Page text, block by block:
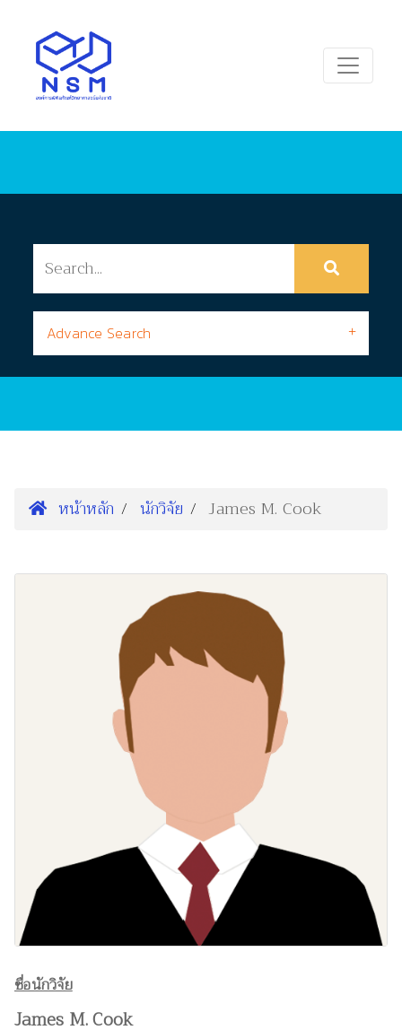
Advance Search
หน้าหลัก นักวิจัย James M. Cook
ชื่อนักวิจัย
James M. Cook